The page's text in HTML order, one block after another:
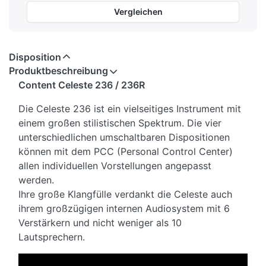
Vergleichen
Disposition
Produktbeschreibung
Content Celeste 236 / 236R
Die Celeste 236 ist ein vielseitiges Instrument mit
einem großen stilistischen Spektrum. Die vier
unterschiedlichen umschaltbaren Dispositionen
können mit dem PCC (Personal Control Center)
allen individuellen Vorstellungen angepasst
werden.
Ihre große Klangfülle verdankt die Celeste auch
ihrem großzügigen internen Audiosystem mit 6
Verstärkern und nicht weniger als 10
Lautsprechern.